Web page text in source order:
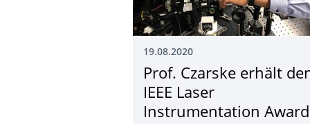
19.08.2020
Prof. Czarske erhält
IEEE Laser
Instrumentation Award